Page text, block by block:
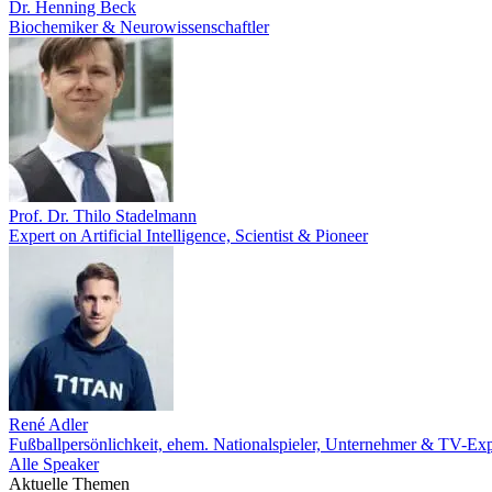
Dr. Henning Beck
Biochemiker & Neurowissenschaftler
Prof. Dr. Thilo Stadelmann
Expert on Artificial Intelligence, Scientist & Pioneer
René Adler
Fußballpersönlichkeit, ehem. Nationalspieler, Unternehmer & TV-
Alle Speaker
Aktuelle Themen